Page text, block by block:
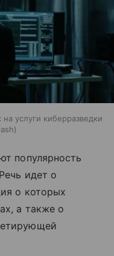
услуги киберразведки
популярность
идет о
о которых
а также о